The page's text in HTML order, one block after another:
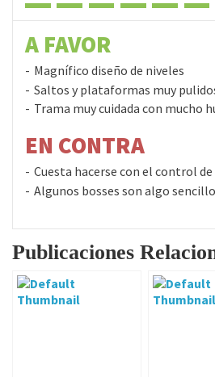
A FAVOR
Magnífico diseño de niveles
Saltos y plataformas muy
Trama muy cuidada con mucho
EN CONTRA
Cuesta hacerse con el control
Algunos bosses son algo
Publicaciones